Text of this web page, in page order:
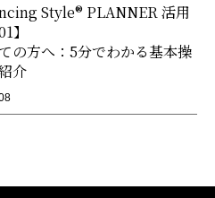
Style® PLANNER 活用
】
の方へ：5分でわかる基本操
介